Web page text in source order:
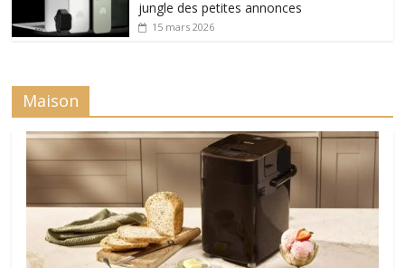
jungle des petites annonces
15 mars 2026
Maison